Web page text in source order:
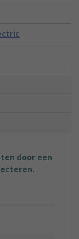
door een